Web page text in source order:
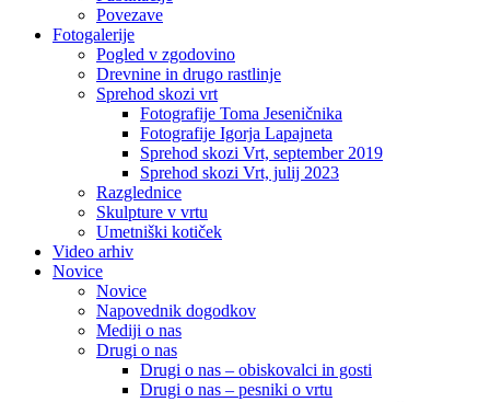
Povezave
Fotogalerije
Pogled v zgodovino
Drevnine in drugo rastlinje
Sprehod skozi vrt
Fotografije Toma Jeseničnika
Fotografije Igorja Lapajneta
Sprehod skozi Vrt, september 2019
Sprehod skozi Vrt, julij 2023
Razglednice
Skulpture v vrtu
Umetniški kotiček
Video arhiv
Novice
Novice
Napovednik dogodkov
Mediji o nas
Drugi o nas
Drugi o nas – obiskovalci in gosti
Drugi o nas – pesniki o vrtu